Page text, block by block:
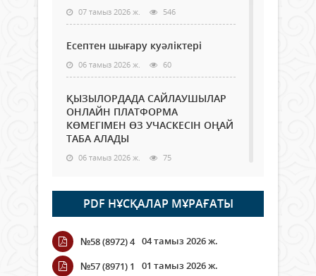
07 тамыз 2026 ж. 546
Есептен шығару куәліктері
06 тамыз 2026 ж. 60
ҚЫЗЫЛОРДАДА САЙЛАУШЫЛАР
ОНЛАЙН ПЛАТФОРМА
КӨМЕГІМЕН ӨЗ УЧАСКЕСІН ОҢАЙ
ТАБА АЛАДЫ
06 тамыз 2026 ж. 75
Open Air: Қызылорда облысы
полиция департаменті 20
мыңнан астам көрерменнің
қауіпсіздігін қамтамасыз етті
06 тамыз 2026 ж.
PDF НҰСҚАЛАР МҰРАҒАТЫ
№58 (8972) 4 04 тамыз 2026 ж.
№57 (8971) 1
01 тамыз 2026 ж.